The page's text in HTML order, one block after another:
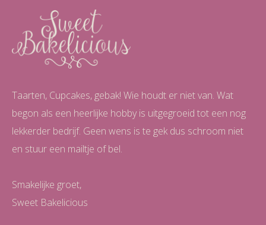
Taarten, Cupcakes, gebak! Wie houdt er niet van. Wat
begon als een heerlijke hobby is uitgegroeid tot een nog
lekkerder bedrijf. Geen wens is te gek dus schroom niet
en stuur een mailtje of bel.
Smakelijke groet,
Sweet Bakelicious